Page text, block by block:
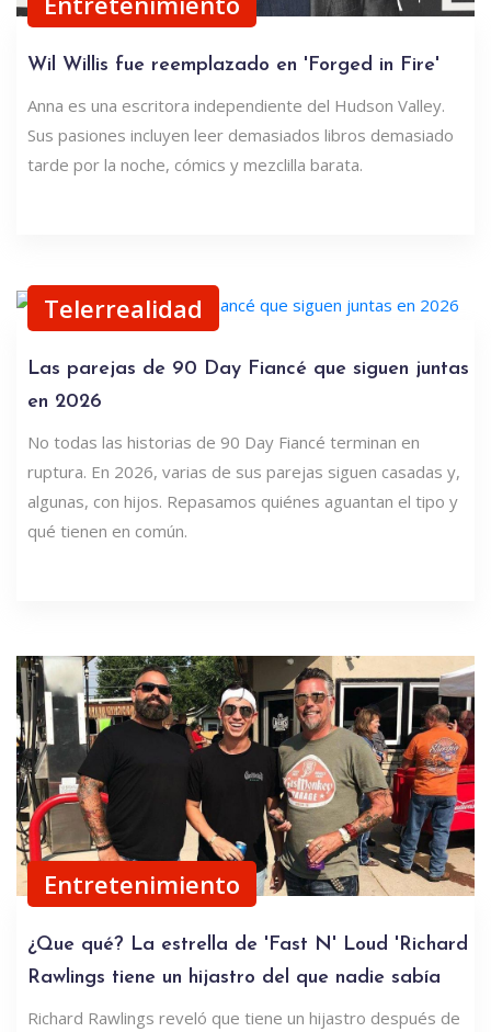
Wil Willis fue reemplazado en 'Forged in Fire'
Anna es una escritora independiente del Hudson Valley.
Sus pasiones incluyen leer demasiados libros demasiado
tarde por la noche, cómics y mezclilla barata.
Telerrealidad
Las parejas de 90 Day Fiancé que siguen juntas
en 2026
No todas las historias de 90 Day Fiancé terminan en
ruptura. En 2026, varias de sus parejas siguen casadas y,
algunas, con hijos. Repasamos quiénes aguantan el tipo y
qué tienen en común.
Entretenimiento
¿Que qué? La estrella de 'Fast N' Loud 'Richard
Rawlings tiene un hijastro del que nadie sabía
Richard Rawlings reveló que tiene un hijastro después de